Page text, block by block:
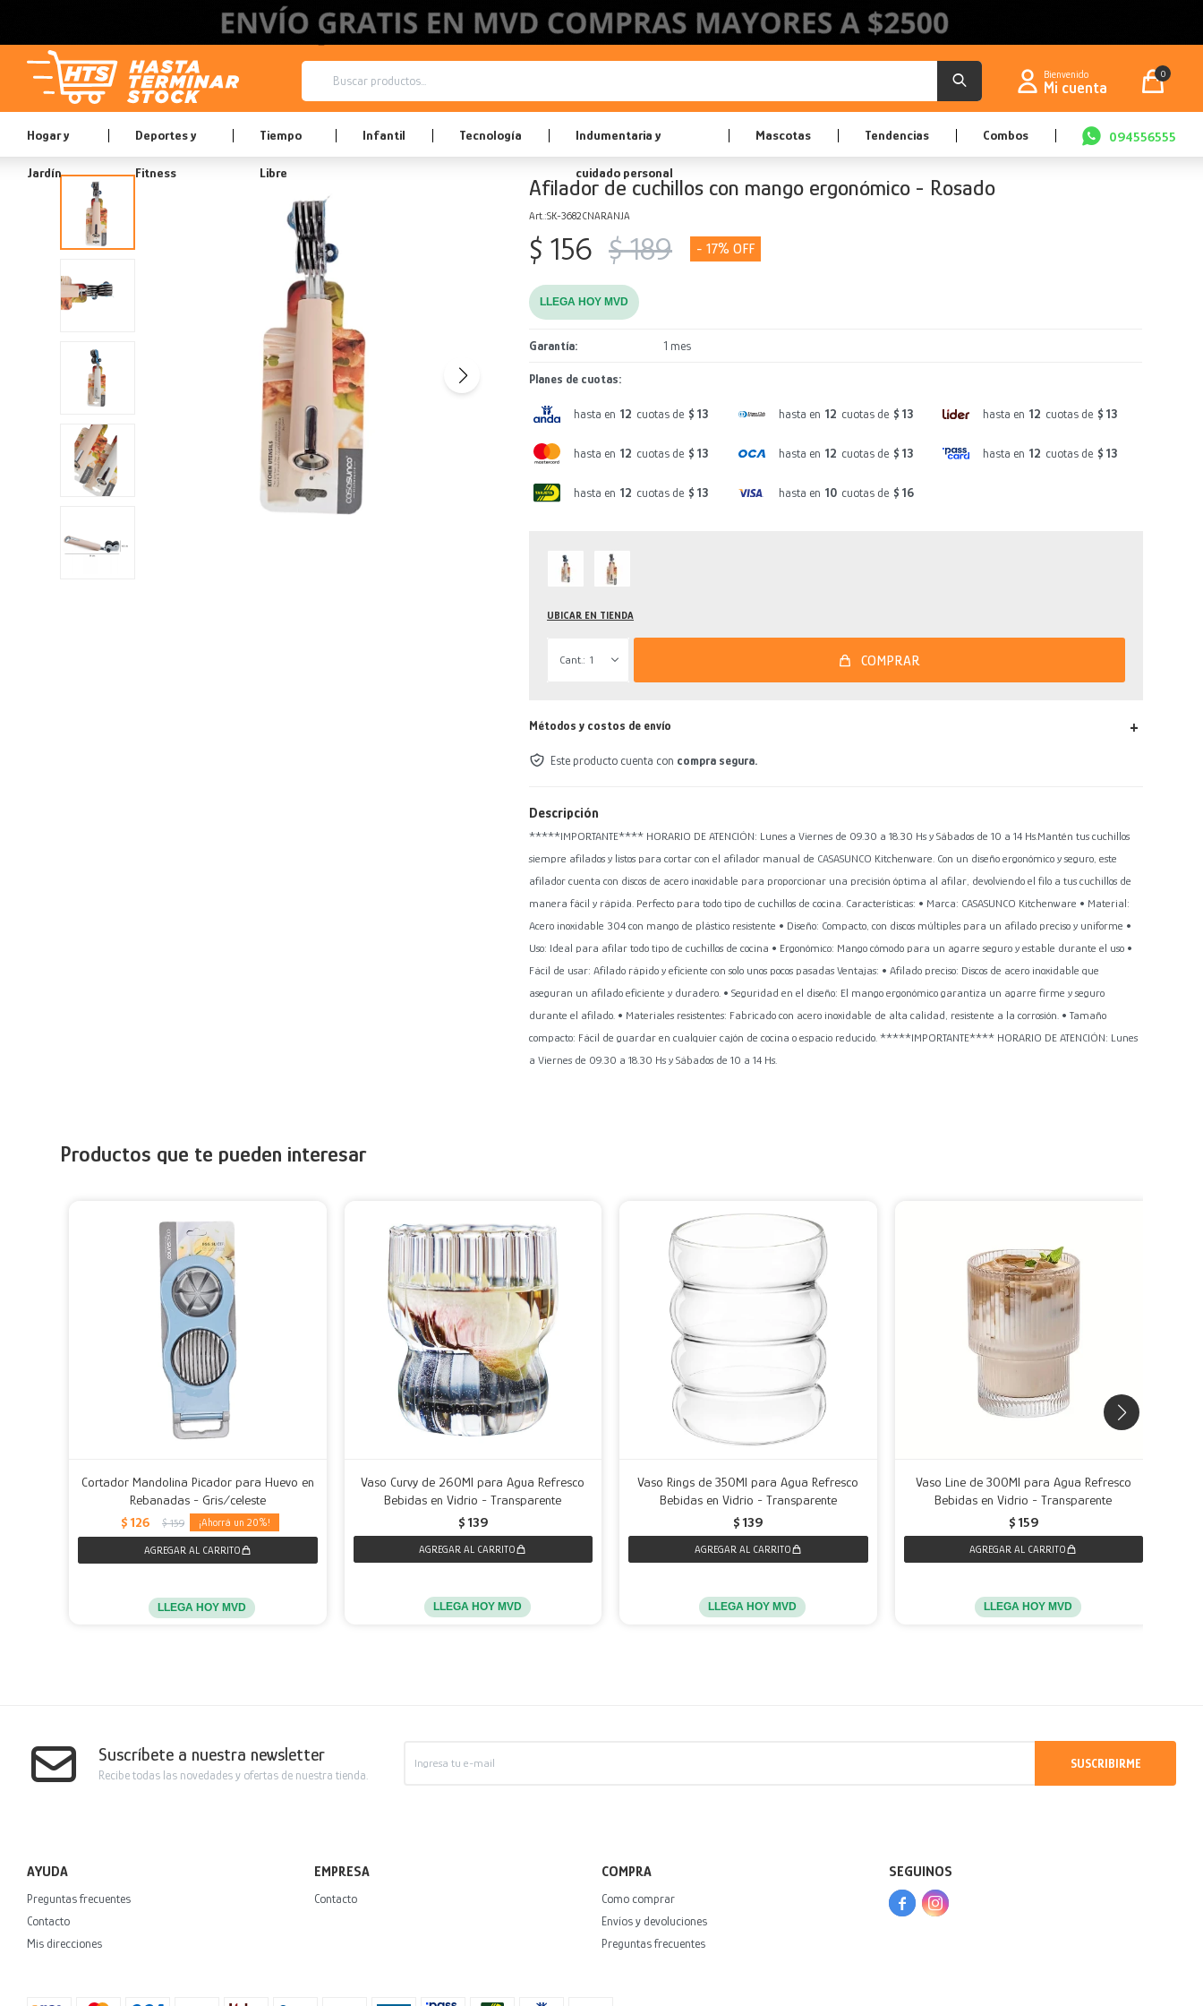
Hogar y
Jardín
Deportes y
Fitness
Tiempo
Libre
Infantil Tecnología Indumentaria y
cuidado personal
Mascotas Tendencias Combos 094556555
0
Afilador de cuchillos con mango ergonómico - Rosado
SK-3682CNARANJA
$ 156 $ 189 17
LLEGA HOY MVD
Garantía 1 mes
Planes de cuotas:
hasta en 12 cuotas de $ 13 hasta en 12 cuotas de $ 13 hasta en 12 cuotas de $ 13
hasta en 12 cuotas de $ 13 hasta en 12 cuotas de $ 13 hasta en 12 cuotas de $ 13
hasta en 12 cuotas de $ 13 hasta en 10 cuotas de $ 16
UBICAR EN TIENDA
1 COMPRAR
Métodos y costos de envío
Este producto cuenta con compra segura.
Descripción
*****IMPORTANTE**** HORARIO DE ATENCIÓN: Lunes a Viernes de 09.30 a 18.30 Hs y Sábados de 10 a 14 Hs.Mantén tus cuchillos
siempre afilados y listos para cortar con el afilador manual de CASASUNCO Kitchenware. Con un diseño ergonómico y seguro, este
afilador cuenta con discos de acero inoxidable para proporcionar una precisión óptima al afilar, devolviendo el filo a tus cuchillos de
manera fácil y rápida. Perfecto para todo tipo de cuchillos de cocina. Características: • Marca: CASASUNCO Kitchenware • Material:
Acero inoxidable 304 con mango de plástico resistente • Diseño: Compacto, con discos múltiples para un afilado preciso y uniforme •
Uso: Ideal para afilar todo tipo de cuchillos de cocina • Ergonómico: Mango cómodo para un agarre seguro y estable durante el uso •
Fácil de usar: Afilado rápido y eficiente con solo unos pocos pasadas Ventajas: • Afilado preciso: Discos de acero inoxidable que
aseguran un afilado eficiente y duradero. • Seguridad en el diseño: El mango ergonómico garantiza un agarre firme y seguro
durante el afilado. • Materiales resistentes: Fabricado con acero inoxidable de alta calidad, resistente a la corrosión. • Tamaño
compacto: Fácil de guardar en cualquier cajón de cocina o espacio reducido. *****IMPORTANTE**** HORARIO DE ATENCIÓN: Lunes
a Viernes de 09.30 a 18.30 Hs y Sábados de 10 a 14 Hs.
Productos que te pueden interesar
Cortador Mandolina Picador para Huevo en
Rebanadas - Gris/celeste
$ 126 $ 159 20
LLEGA HOY MVD
Vaso Curvy de 260Ml para Agua Refresco
Bebidas en Vidrio - Transparente
$ 139
LLEGA HOY MVD
Vaso Rings de 350Ml para Agua Refresco
Bebidas en Vidrio - Transparente
$ 139
LLEGA HOY MVD
Vaso Line de 300Ml para Agua Refresco
Bebidas en Vidrio - Transparente
$ 159
LLEGA HOY MVD
Suscríbete a nuestra newsletter
Recibe todas las novedades y ofertas de nuestra tienda.
SUSCRIBIRME
AYUDA
Preguntas frecuentes
Contacto
Mis direcciones
EMPRESA
Contacto
COMPRA
Como comprar
Envíos y devoluciones
Preguntas frecuentes
SEGUINOS
 